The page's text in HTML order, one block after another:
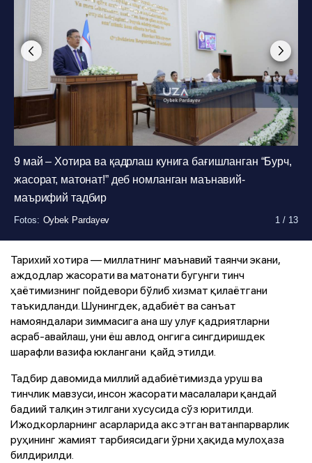
9 май – Хотира ва қадрлаш кунига бағишланган “Бурч,
жасорат, матонат!” деб номланган маънавий-
маърифий тадбир
Fotos: Oybek Pardayev 1 / 13
Fotos: Oybek Pardayev 1 / 13
Fotos: Oybek Pardayev 1 / 13
Fotos Oybek Pardayev 1 / 13
Fotos: Oybek Pardayev 1 / 13
Fotos : Oybek Pardayev 1/13
Fotos Oybek Pardayev 1 / 13
Fotos: Oybek Pardayev 1 / 13
Fotos: Oybek Pardayev 1 / 13
Fotos: Oybek Pardayev 1 / 13
Fotos: Oybek Pardayev 1 / 13
Fotos: Oybek Pardayev 1 / 13
Тарихий хотира — миллатнинг маънавий таянчи экани,
аждодлар жасорати ва матонати бугунги тинч
ҳаётимизнинг пойдевори бўлиб хизмат қилаётгани
таъкидланди. Шунингдек, адабиёт ва санъат
намояндалари зиммасига ана шу улуғ қадриятларни
асраб-авайлаш, уни ёш авлод онгига сингдиришдек
шарафли вазифа юклангани қайд этилди.
Тадбир давомида миллий адабиётимизда уруш ва
тинчлик мавзуси, инсон жасорати масалалари қандай
бадиий талқин этилгани хусусида сўз юритилди.
Ижодкорларнинг асарларида акс этган ватанпарварлик
руҳининг жамият тарбиясидаги ўрни ҳақида мулоҳаза
билдирилди.